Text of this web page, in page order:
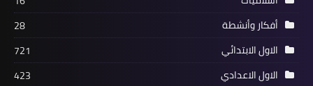
أفكار وأنشطة
28
الاول الابتدائي
721
الاول الاعدادي
423